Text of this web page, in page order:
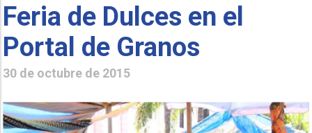
Feria de Dulces en el
Portal de Granos
30 de octubre de 2015